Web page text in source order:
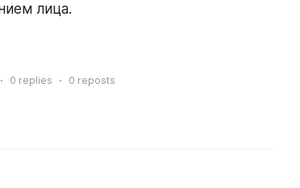
лица.
0 replies 0 reposts